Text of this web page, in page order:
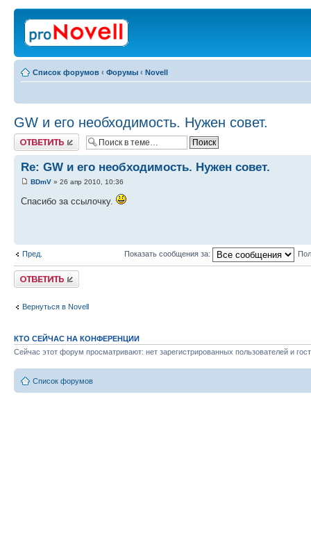
Список форумов ‹ Форумы ‹ Novell
GW и его необходимость. Нужен совет.
Ответить
Re: GW и его необходимость. Нужен совет.
BDmV » 26 апр 2010, 10:36
Спасибо за ссылочку.
Пред. Показать сообщения за:
Ответить
Вернуться в Novell
КТО СЕЙЧАС НА КОНФЕРЕНЦИИ
Сейчас этот форум просматривают: нет зарегистрированных пользователей и
Список форумов